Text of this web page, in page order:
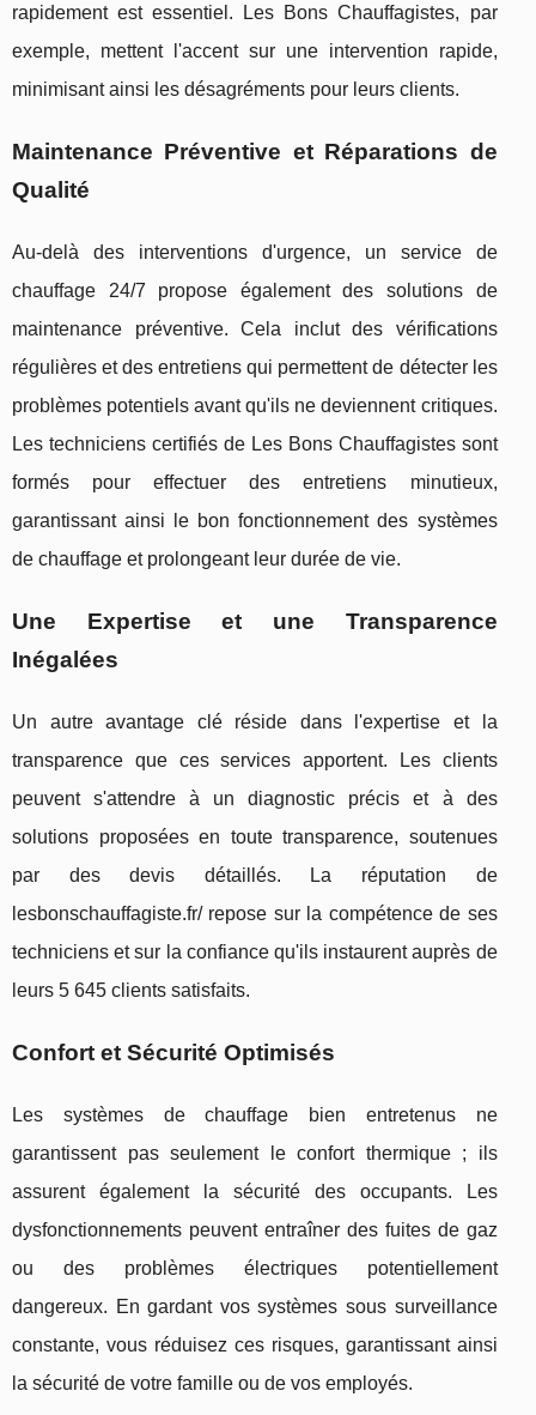
rapidement est essentiel. Les Bons Chauffagistes, par
exemple, mettent l'accent sur une intervention rapide,
minimisant ainsi les désagréments pour leurs clients.
Maintenance Préventive et Réparations de
Qualité
Au-delà des interventions d'urgence, un service de
chauffage 24/7 propose également des solutions de
maintenance préventive. Cela inclut des vérifications
régulières et des entretiens qui permettent de détecter les
problèmes potentiels avant qu'ils ne deviennent critiques.
Les techniciens certifiés de Les Bons Chauffagistes sont
formés pour effectuer des entretiens minutieux,
garantissant ainsi le bon fonctionnement des systèmes
de chauffage et prolongeant leur durée de vie.
Une Expertise et une Transparence
Inégalées
Un autre avantage clé réside dans l'expertise et la
transparence que ces services apportent. Les clients
peuvent s'attendre à un diagnostic précis et à des
solutions proposées en toute transparence, soutenues
par des devis détaillés. La réputation de
lesbonschauffagiste.fr/ repose sur la compétence de ses
techniciens et sur la confiance qu'ils instaurent auprès de
leurs 5 645 clients satisfaits.
Confort et Sécurité Optimisés
Les systèmes de chauffage bien entretenus ne
garantissent pas seulement le confort thermique ; ils
assurent également la sécurité des occupants. Les
dysfonctionnements peuvent entraîner des fuites de gaz
ou des problèmes électriques potentiellement
dangereux. En gardant vos systèmes sous surveillance
constante, vous réduisez ces risques, garantissant ainsi
la sécurité de votre famille ou de vos employés.